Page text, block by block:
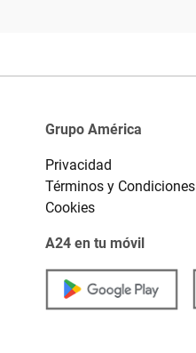
Grupo América
Privacidad
Términos y Condiciones
Cookies
A24 en tu móvil